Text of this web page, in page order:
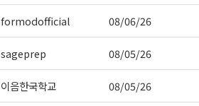
formodofficial 08/06/26
sageprep 08/05/26
이음한국학교 08/05/26